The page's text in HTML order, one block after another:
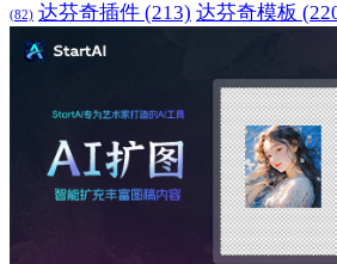
(82) 达芬奇插件 (213) 达芬奇模板